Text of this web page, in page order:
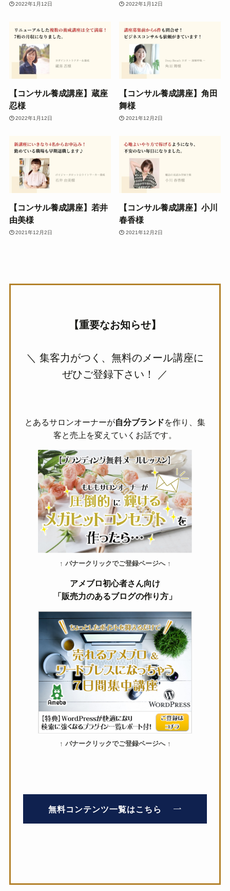
2022年1月12日 2022年1月12日
【コンサル養成講座】蔵座
忍様
2022年1月12日
【コンサル養成講座】角田
舞様
2021年12月2日
【コンサル養成講座】若井
由美様
2021年12月2日
【コンサル養成講座】小川
春香様
2021年12月2日
【重要なお知らせ】
＼ 集客力がつく、無料のメール講座に
ぜひご登録下さい！ ／
とあるサロンオーナーが自分ブランドを作り、 集
客と売上を変えていくお話です。
↑ バナークリックでご登録ページへ ↑
アメブロ初心者さん向け
「販売力のあるブログの作り方」
↑ バナークリックでご登録ページへ ↑
無料コンテンツ一覧はこちら